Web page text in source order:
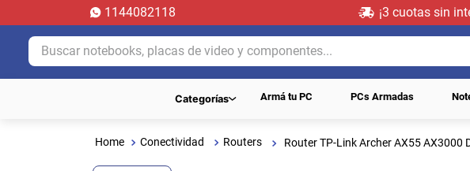
1144082118 ¡3 cuotas sin
Buscar notebooks, placas de video y componentes...
Categorías Armá tu PC PCs Armadas
Conectividad Routers Router TP-Link Archer AX55 AX3000